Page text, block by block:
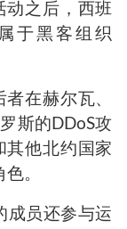
动之后，西班
于黑客组织
在赫尔瓦、
斯的DDoS攻
其他北约国家
。
成员还参与运